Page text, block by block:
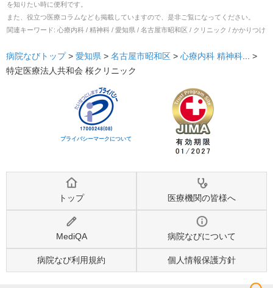
を知りたい時に便利です。
また、役立つ医療コラムなども掲載していますので、是非ご覧になってください。
関連キーワード: 心療内科 / 精神科 / 愛知県 / 名古屋市昭和区 / クリニック / かかりつけ
病院なびトップ > 愛知県 > 名古屋市昭和区 > 心療内科 精神科... >
特定医療法人共和会 桜クリニック
プライバシーマークについて
トップ 医療機関の皆様へ
MediQA 病院なびについて
病院なび利用規約 個人情報保護方針